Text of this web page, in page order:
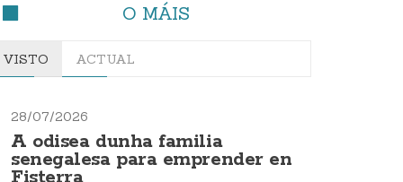
O MÁIS
VISTO ACTUAL
28/07/2026
A odisea dunha familia
senegalesa para emprender en